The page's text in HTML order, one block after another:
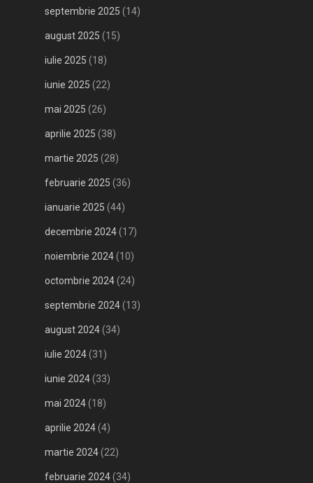
septembrie 2025 (14)
august 2025 (15)
iulie 2025 (18)
iunie 2025 (22)
mai 2025 (26)
aprilie 2025 (38)
martie 2025 (28)
februarie 2025 (36)
ianuarie 2025 (44)
decembrie 2024(17)
noiembrie 2024(10)
octombrie 2024(24)
septembrie 2024(13)
august 2024(34)
iulie 2024(31)
iunie 2024(33)
mai 2024(18)
aprilie 2024(4)
martie 2024(22)
februarie 2024(34)